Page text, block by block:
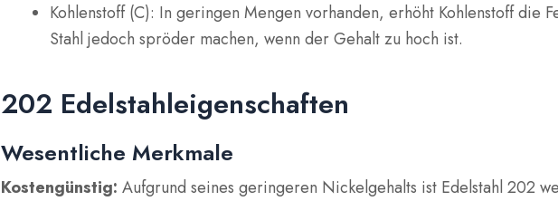
Kohlenstoff (C): In geringen Mengen vorhanden, erhöht Kohlenstoff die
Stahl jedoch spröder machen, wenn der Gehalt zu hoch ist.
202 Edelstahleigenschaften
Wesentliche Merkmale
Kostengünstig:Aufgrund seines geringeren Nickelgehalts ist Edelstahl 202